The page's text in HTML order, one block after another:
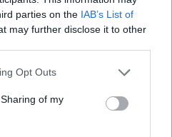
parties on the IAB’s List of
may further disclose it to other
app uses one or more Google
behaviour. You may click to
and its third-party tags to
purposes in below Google
Opt Outs
of my